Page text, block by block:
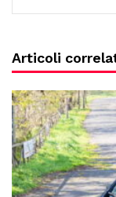
Articoli